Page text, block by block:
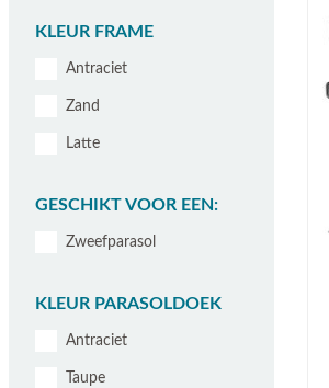
KLEUR FRAME
Antraciet
Zand
Latte
GESCHIKT VOOR EEN:
Zweefparasol
KLEUR PARASOLDOEK
Antraciet
Taupe